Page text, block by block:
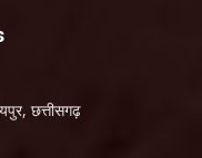
छत्तीसगढ़